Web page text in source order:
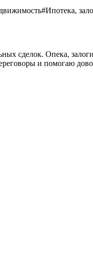
#Ипотека,
сделок. Опека,
и помогаю